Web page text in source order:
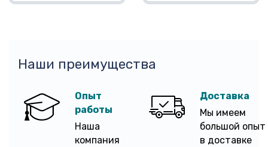
Наши преимущества
Опыт
работы
Наша
компания
Доставка
Мы имеем
большой опыт
в доставке